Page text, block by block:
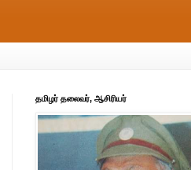
தமிழர் தலைவர், ஆசிரியர்